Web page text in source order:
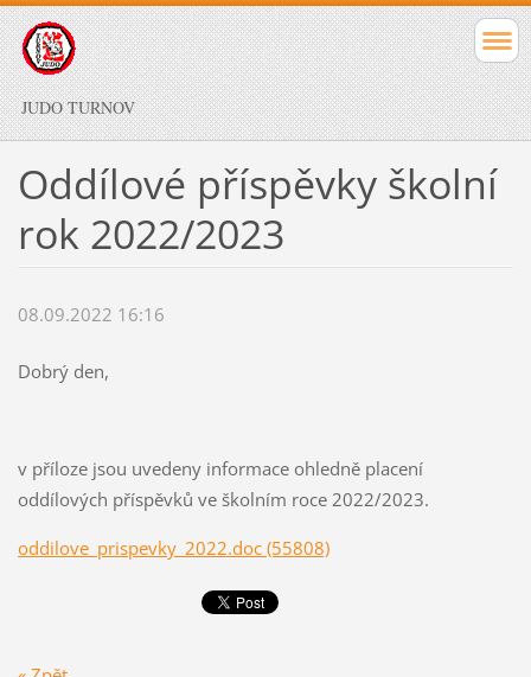
JUDO TURNOV
Oddílové příspěvky školní
rok 2022/2023
08.09.2022 16:16
Dobrý den,
v příloze jsou uvedeny informace ohledně placení
oddílových příspěvků ve školním roce 2022/2023.
oddilove_prispevky_2022.doc (55808)